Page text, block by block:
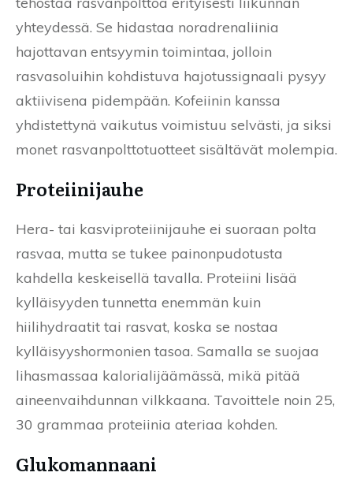
yhteydessä. Se hidastaa noradrenaliinia
hajottavan entsyymin toimintaa, jolloin
rasvasoluihin kohdistuva hajotussignaali pysyy
aktiivisena pidempään. Kofeiinin kanssa
yhdistettynä vaikutus voimistuu selvästi, ja siksi
monet rasvanpolttotuotteet sisältävät molempia.
Proteiinijauhe
Hera- tai kasviproteiinijauhe ei suoraan polta
rasvaa, mutta se tukee painonpudotusta
kahdella keskeisellä tavalla. Proteiini lisää
kylläisyyden tunnetta enemmän kuin
hiilihydraatit tai rasvat, koska se nostaa
kylläisyyshormonien tasoa. Samalla se suojaa
lihasmassaa kalorialijäämässä, mikä pitää
aineenvaihdunnan vilkkaana. Tavoittele noin 25,
30 grammaa proteiinia ateriaa kohden.
Glukomannaani